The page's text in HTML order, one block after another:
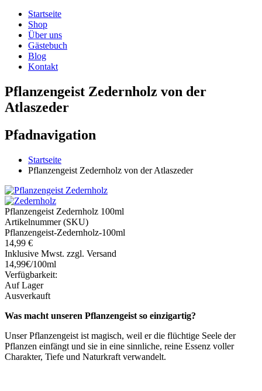
Startseite
Shop
Über uns
Gästebuch
Blog
Kontakt
Pflanzengeist Zedernholz von der
Atlaszeder
Pfadnavigation
Startseite
Pflanzengeist Zedernholz von der Atlaszeder
Pflanzengeist Zedernholz 100ml
Artikelnummer (SKU)
Pflanzengeist-Zedernholz-100ml
14,99 €
Inklusive Mwst. zzgl. Versand
14,99€/100ml
Verfügbarkeit:
Auf Lager
Ausverkauft
Was macht unseren Pflanzengeist so einzigartig?
Unser Pflanzengeist ist magisch, weil er die flüchtige Seele der
Pflanzen einfängt und sie in eine sinnliche, reine Essenz voller
Charakter, Tiefe und Naturkraft verwandelt.